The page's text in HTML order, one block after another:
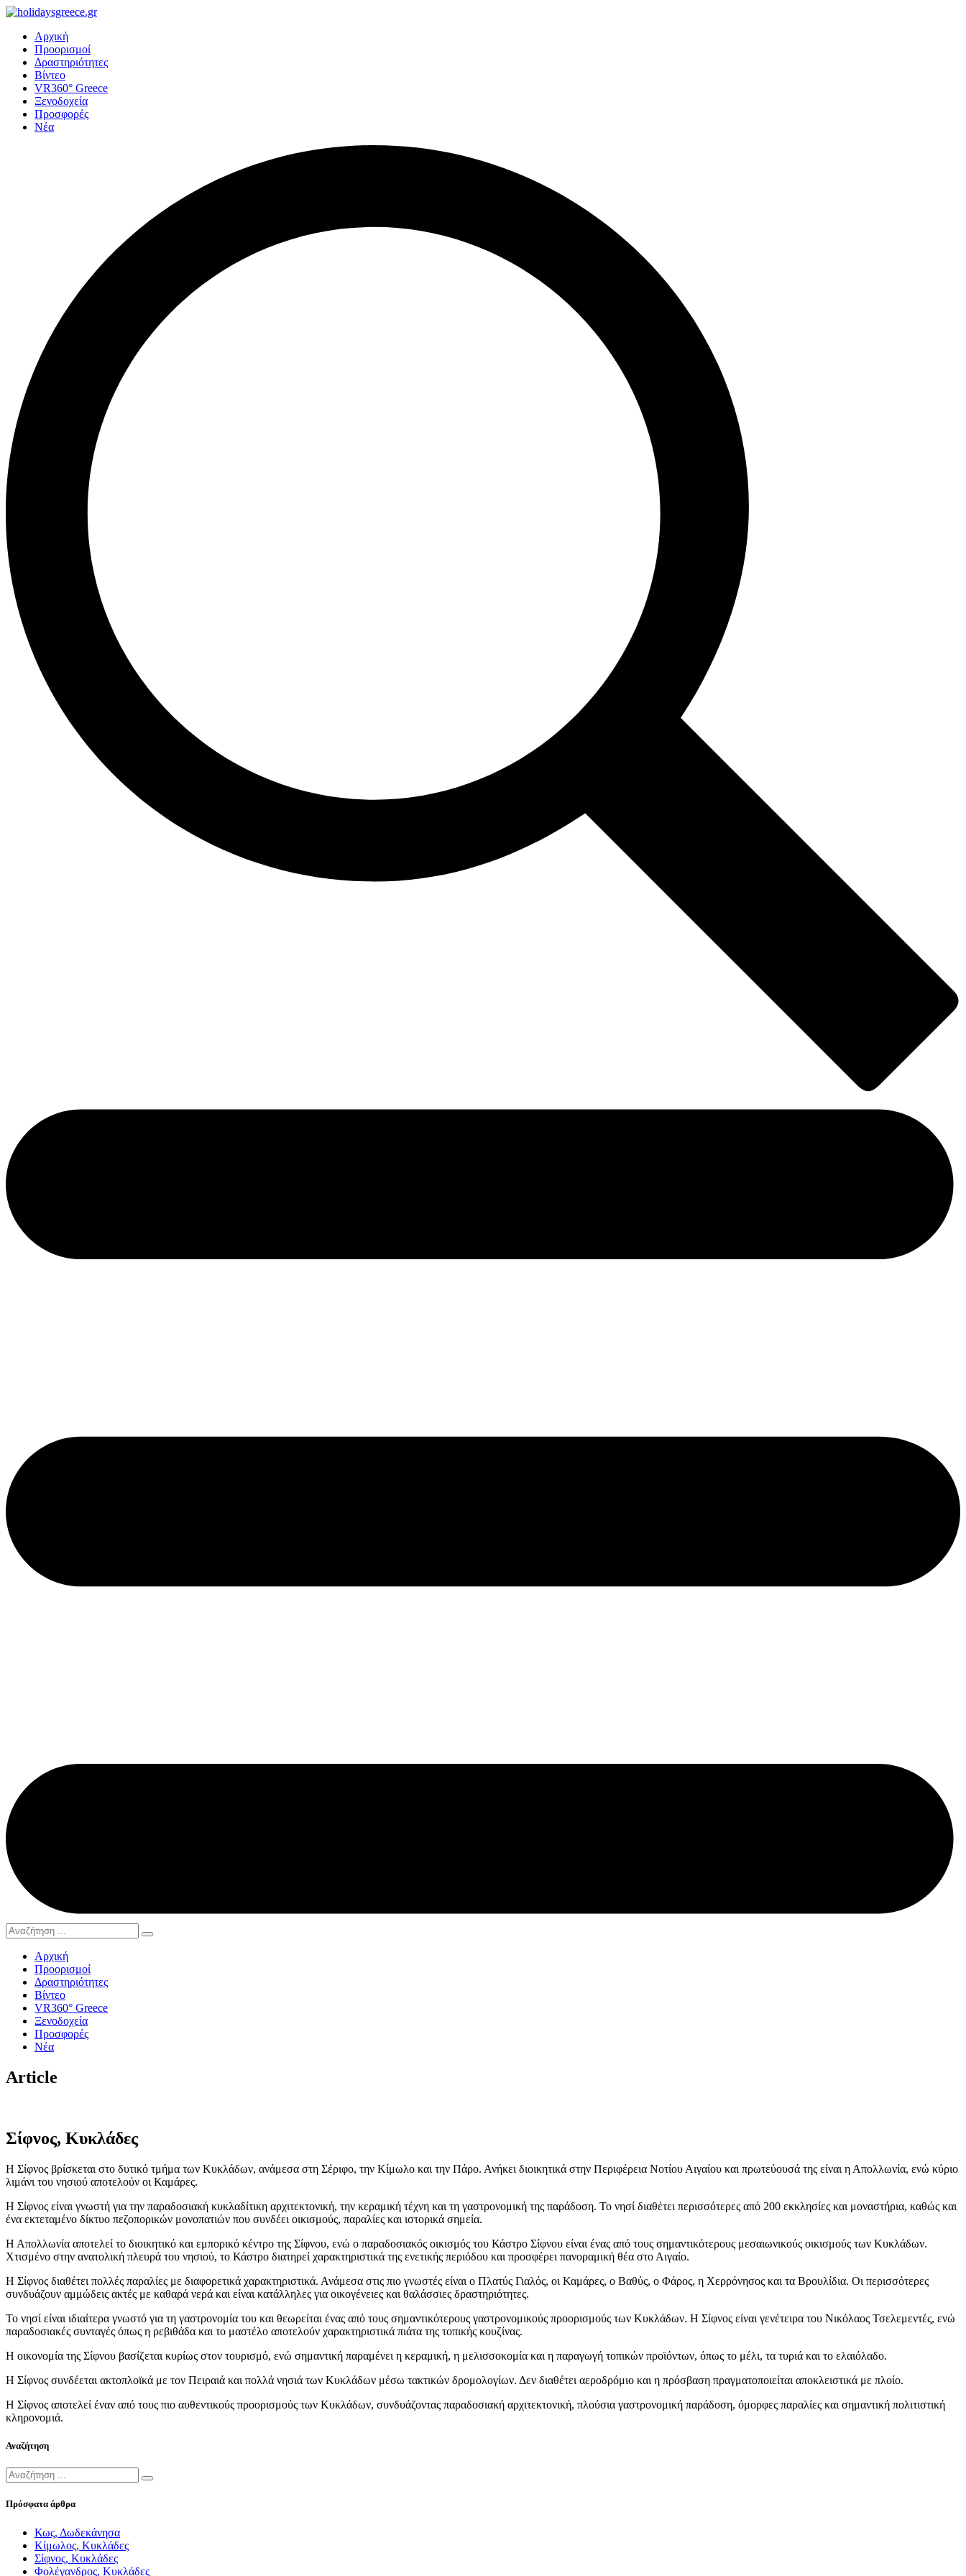
Αρχική
Προορισμοί
Δραστηριότητες
Βίντεο
VR360° Greece
Ξενοδοχεία
Προσφορές
Νέα
Αρχική
Προορισμοί
Δραστηριότητες
Βίντεο
VR360° Greece
Ξενοδοχεία
Προσφορές
Νέα
Article
Σίφνος, Κυκλάδες
Η Σίφνος βρίσκεται στο δυτικό τμήμα των Κυκλάδων, ανάμεσα στη Σέριφο, την Κίμωλο και την Πάρο. Ανήκει διοικητικά στην Περιφέρεια Νοτίου Αιγαίου και πρωτεύουσά της είναι η Απολλωνία, ενώ κύριο
λιμάνι του νησιού αποτελούν οι Καμάρες.
Η Σίφνος είναι γνωστή για την παραδοσιακή κυκλαδίτικη αρχιτεκτονική, την κεραμική τέχνη και τη γαστρονομική της παράδοση. Το νησί διαθέτει περισσότερες από 200 εκκλησίες και μοναστήρια, καθώς και
ένα εκτεταμένο δίκτυο πεζοπορικών μονοπατιών που συνδέει οικισμούς, παραλίες και ιστορικά σημεία.
Η Απολλωνία αποτελεί το διοικητικό και εμπορικό κέντρο της Σίφνου, ενώ ο παραδοσιακός οικισμός του Κάστρο Σίφνου είναι ένας από τους σημαντικότερους μεσαιωνικούς οικισμούς των Κυκλάδων.
Χτισμένο στην ανατολική πλευρά του νησιού, το Κάστρο διατηρεί χαρακτηριστικά της ενετικής περιόδου και προσφέρει πανοραμική θέα στο Αιγαίο.
Η Σίφνος διαθέτει πολλές παραλίες με διαφορετικά χαρακτηριστικά. Ανάμεσα στις πιο γνωστές είναι ο Πλατύς Γιαλός, οι Καμάρες, ο Βαθύς, ο Φάρος, η Χερρόνησος και τα Βρουλίδια. Οι περισσότερες
συνδυάζουν αμμώδεις ακτές με καθαρά νερά και είναι κατάλληλες για οικογένειες και θαλάσσιες δραστηριότητες.
Το νησί είναι ιδιαίτερα γνωστό για τη γαστρονομία του και θεωρείται ένας από τους σημαντικότερους γαστρονομικούς προορισμούς των Κυκλάδων. Η Σίφνος είναι γενέτειρα του Νικόλαος Τσελεμεντές, ενώ
παραδοσιακές συνταγές όπως η ρεβιθάδα και το μαστέλο αποτελούν χαρακτηριστικά πιάτα της τοπικής κουζίνας.
Η οικονομία της Σίφνου βασίζεται κυρίως στον τουρισμό, ενώ σημαντική παραμένει η κεραμική, η μελισσοκομία και η παραγωγή τοπικών προϊόντων, όπως το μέλι, τα τυριά και το ελαιόλαδο.
Η Σίφνος συνδέεται ακτοπλοϊκά με τον Πειραιά και πολλά νησιά των Κυκλάδων μέσω τακτικών δρομολογίων. Δεν διαθέτει αεροδρόμιο και η πρόσβαση πραγματοποιείται αποκλειστικά με πλοίο.
Η Σίφνος αποτελεί έναν από τους πιο αυθεντικούς προορισμούς των Κυκλάδων, συνδυάζοντας παραδοσιακή αρχιτεκτονική, πλούσια γαστρονομική παράδοση, όμορφες παραλίες και σημαντική πολιτιστική
κληρονομιά.
Αναζήτηση
Πρόσφατα άρθρα
Κως, Δωδεκάνησα
Κίμωλος, Κυκλάδες
Σίφνος, Κυκλάδες
Φολέγανδρος, Κυκλάδες